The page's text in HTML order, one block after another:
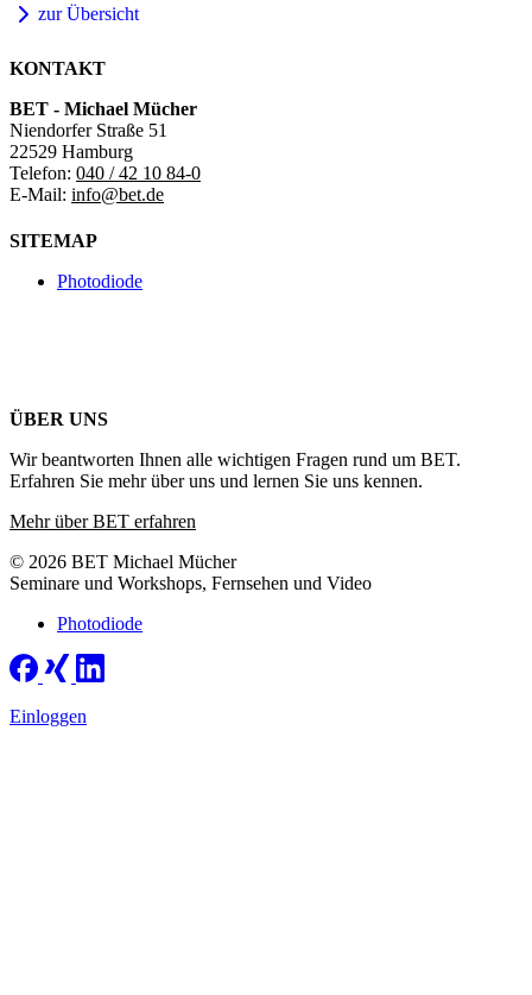
zur Übersicht
KONTAKT
BET - Michael Mücher
Niendorfer Straße 51
22529 Hamburg
Telefon: 040 / 42 10 84-0
E-Mail: info@bet.de
SITEMAP
Photodiode
ÜBER UNS
Wir beantworten Ihnen alle wichtigen Fragen rund um BET.
Erfahren Sie mehr über uns und lernen Sie uns kennen.
Mehr über BET erfahren
© 2026 BET Michael Mücher
Seminare und Workshops, Fernsehen und Video
Photodiode
Einloggen